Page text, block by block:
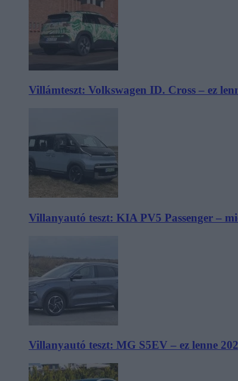
Villámteszt: Volkswagen ID. Cross – ez
Villanyautó teszt: KIA PV5 Passenger –
Villanyautó teszt: MG S5EV – ez lenne